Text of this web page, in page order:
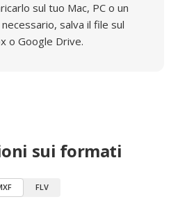
sul tuo Mac, PC o un
salva il file sul
o Google Drive.
sui formati
FLV